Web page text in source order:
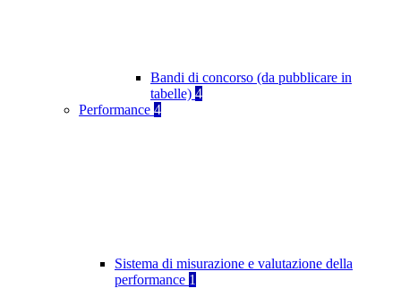
Bandi di concorso (da pubblicare in
tabelle) 4
Performance 4
Sistema di misurazione e valutazione della
performance 1